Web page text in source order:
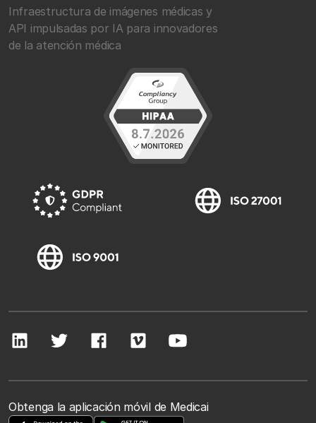
Infraestructura de imágenes médicas y
API impulsadas por IA para innovadores
de la atención médica
Obtenga la aplicación móvil de Medicai